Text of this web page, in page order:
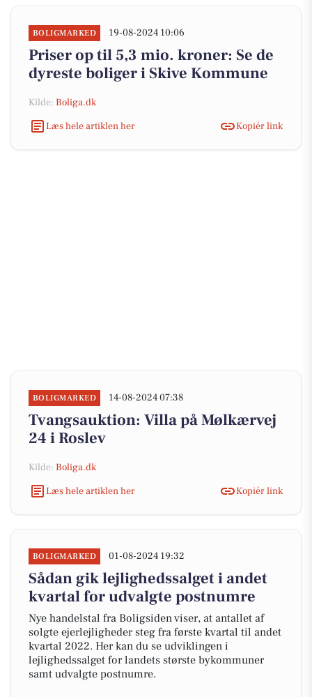
BOLIGMARKED 19-08-2024 10:06
Priser op til 5,3 mio. kroner: Se de
dyreste boliger i Skive Kommune
Kilde: Boliga.dk
Læs hele artiklen her
Kopiér link
BOLIGMARKED 14-08-2024 07:38
Tvangsauktion: Villa på Mølkærvej
24 i Roslev
Kilde: Boliga.dk
Læs hele artiklen her
Kopiér link
BOLIGMARKED 01-08-2024 19:32
Sådan gik lejlighedssalget i andet
kvartal for udvalgte postnumre
Nye handelstal fra Boligsiden viser, at antallet af
solgte ejerlejligheder steg fra første kvartal til andet
kvartal 2022. Her kan du se udviklingen i
lejlighedssalget for landets største bykommuner
samt udvalgte postnumre.